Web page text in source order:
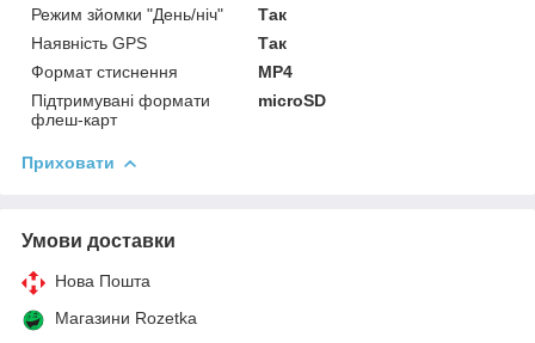
Режим зйомки "День/ніч"
Так
Наявність GPS
Так
Формат стиснення
MP4
Підтримувані формати
флеш-карт
microSD
Приховати
Умови доставки
Нова Пошта
Магазини Rozetka